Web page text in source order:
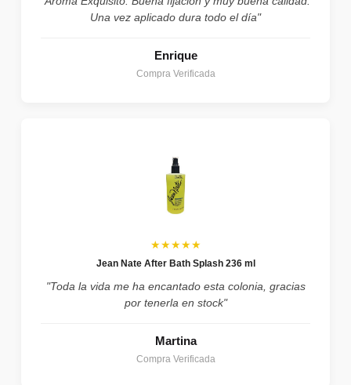
Una vez aplicado dura todo el día"
Enrique
Compra Verificada
★★★★★
Jean Nate After Bath Splash 236 ml
"Toda la vida me ha encantado esta colonia, gracias
por tenerla en stock"
Martina
Compra Verificada